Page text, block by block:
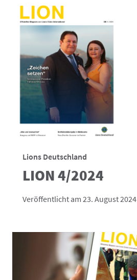
Lions Deutschland
LION 4/2024
Veröffentlicht am 23. August 2024